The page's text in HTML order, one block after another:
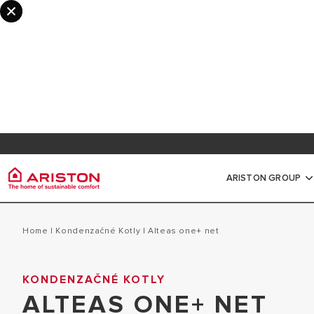
ARISTON GROUP
Ariston Group
Všechny produkty
OHRIEVAČE VODY
PLYNOVÉ KOTLY
MALÉ
STREDNÉ A
Home | Kondenzačné Kotly | alteas one+ net
KONDENZAČNÉ KOTLY
ALTEAS ONE+ NET